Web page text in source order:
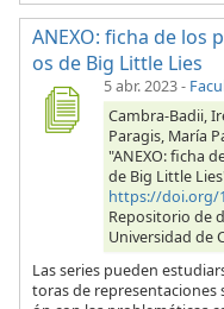
ANEXO: ficha de los
os de Big Little Lies
5 abr. 2023-
Cambra-Badii,
Paragis, María
"ANEXO: ficha
de Big Little
https://doi.org/
Repositorio de
Universidad de
Las series pueden
toras de representaciones